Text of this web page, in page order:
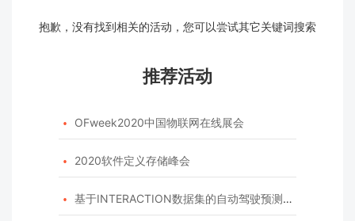
抱歉，没有找到相关的活动，您可以尝试其它关键词搜索
推荐活动
 OFweek2020中国物联网在线展会
 2020软件定义存储峰会
 基于INTERACTION数据集的自动驾驶预测模型挑战赛